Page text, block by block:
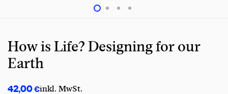
How is Life? Designing for our
Earth
42,00€inkl. MwSt.